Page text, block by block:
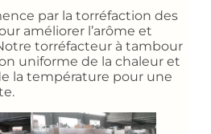
par la torréfaction des
améliorer l’arôme et
torréfacteur à tambour
uniforme de la chaleur et
la température pour une